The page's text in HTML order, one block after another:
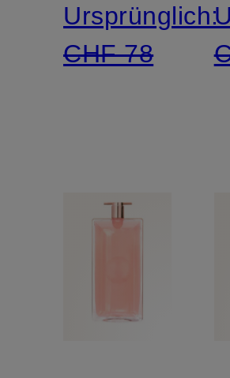
Ursprünglich:
CHF 78